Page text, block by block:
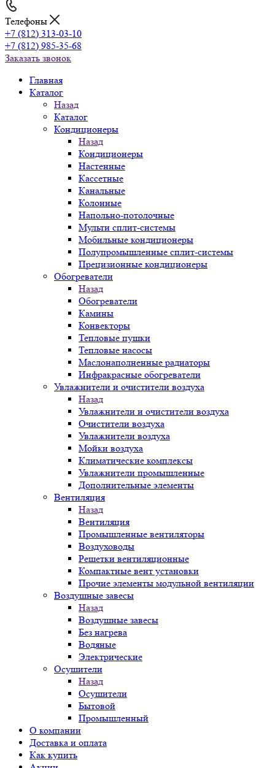
Телефоны
+7 (812) 313-03-10
+7 (812) 985-35-68
Заказать звонок
Главная
Каталог
Назад
Каталог
Кондиционеры
Назад
Кондиционеры
Настенные
Кассетные
Канальные
Колонные
Напольно-потолочные
Мульти сплит-системы
Мобильные кондиционеры
Полупромышленные сплит-системы
Прецизионные кондиционеры
Обогреватели
Назад
Обогреватели
Камины
Конвекторы
Тепловые пушки
Тепловые насосы
Маслонаполненные радиаторы
Инфракрасные обогреватели
Увлажнители и очистители воздуха
Назад
Увлажнители и очистители воздуха
Очистители воздуха
Увлажнители воздуха
Мойки воздуха
Климатические комплексы
Увлажнители промышленные
Дополнительные элементы
Вентиляция
Назад
Вентиляция
Промышленные вентиляторы
Воздуховоды
Решетки вентиляционные
Компактные вент установки
Прочие элементы модульной вентиляции
Воздушные завесы
Назад
Воздушные завесы
Без нагрева
Водяные
Электрические
Осушители
Назад
Осушители
Бытовой
Промышленный
О компании
Доставка и оплата
Как купить